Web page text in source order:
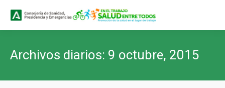
Archivos diarios: 9 octubre, 2015